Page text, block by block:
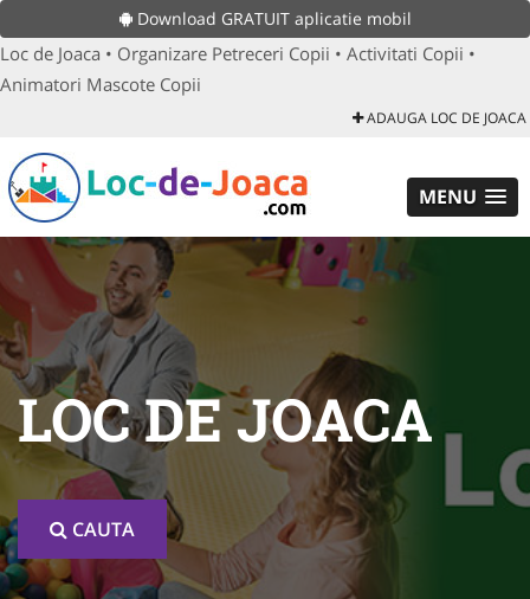
Download GRATUIT aplicatie mobil
Loc de Joaca • Organizare Petreceri Copii • Activitati Copii •
Animatori Mascote Copii
ADAUGA LOC DE JOACA
MENU
LOC DE JOACA
CAUTA